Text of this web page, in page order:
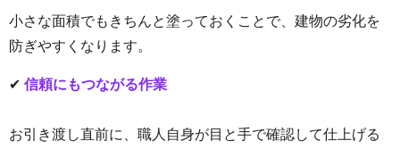
小さな面積でもきちんと塗っておくことで、建物の劣化を
防ぎやすくなります。
✔ 信頼にもつながる作業
お引き渡し直前に、職人自身が目と手で確認して仕上げる